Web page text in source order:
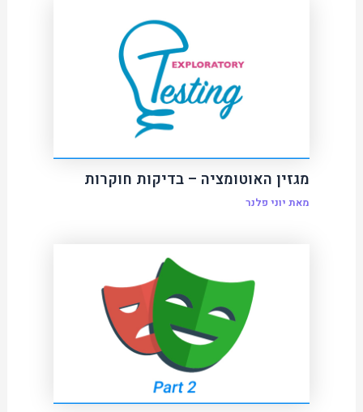
מגזין האוטומציה – בדיקות חוקרות
מאת יוני פלנר